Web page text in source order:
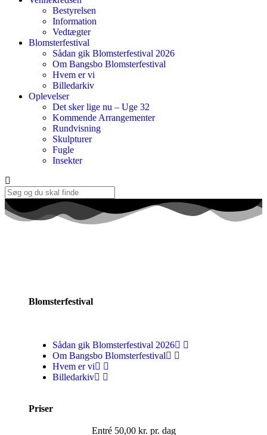
Bestyrelsen
Information
Vedtægter
Blomsterfestival
Sådan gik Blomsterfestival 2026
Om Bangsbo Blomsterfestival
Hvem er vi
Billedarkiv
Oplevelser
Det sker lige nu – Uge 32
Kommende Arrangementer
Rundvisning
Skulpturer
Fugle
Insekter
Blomsterfestival
Sådan gik Blomsterfestival 2026
Om Bangsbo Blomsterfestival
Hvem er vi
Billedarkiv
Priser
Entré 50,00 kr. pr. dag